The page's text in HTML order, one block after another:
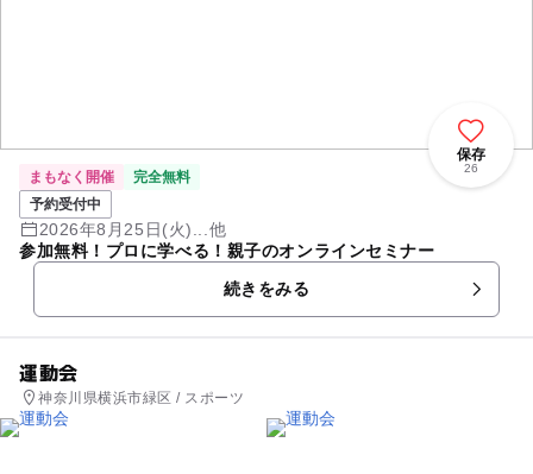
保存
26
まもなく開催
完全無料
予約受付中
2026年8月25日(火)...他
参加無料！プロに学べる！親子のオンラインセミナー
続きをみる
運動会
神奈川県横浜市緑区 / スポーツ